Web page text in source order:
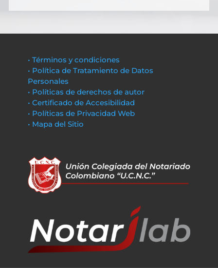
• Términos y condiciones
• Política de Tratamiento de Datos
Personales
• Políticas de derechos de autor
• Certificado de Accesibilidad
• Políticas de Privacidad Web
• Mapa del Sitio